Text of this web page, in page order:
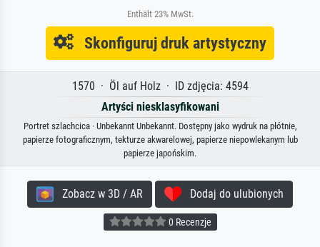
Enthält 23% MwSt.
Skonfiguruj druk artystyczny
1570 · Öl auf Holz · ID zdjęcia: 4594
Artyści niesklasyfikowani
Portret szlachcica · Unbekannt Unbekannt. Dostępny jako wydruk na płótnie,
papierze fotograficznym, tekturze akwarelowej, papierze niepowlekanym lub
papierze japońskim.
Zobacz w 3D / AR Dodaj do ulubionych
0 Recenzje